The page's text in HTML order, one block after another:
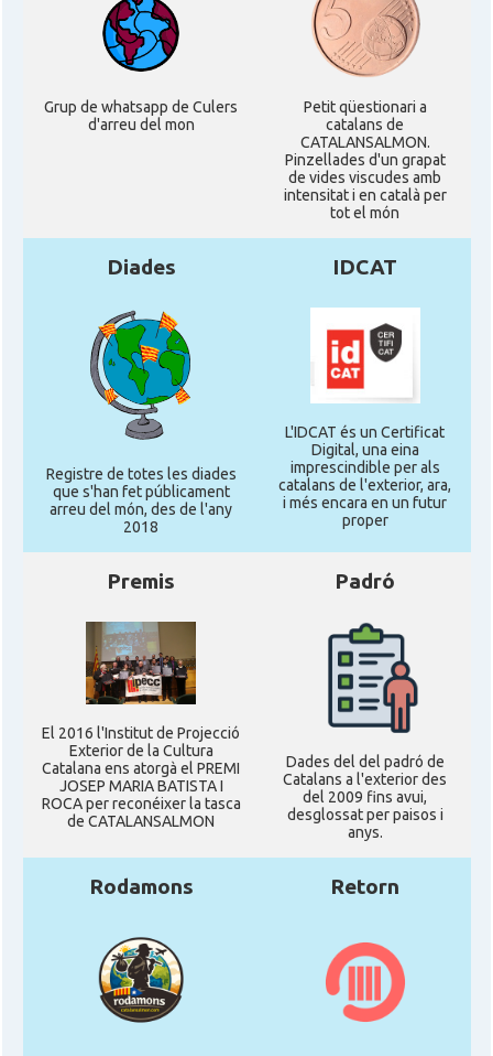
Grup de whatsapp de Culers
d'arreu del mon
Petit qüestionari a
catalans de
CATALANSALMON.
Pinzellades d'un grapat
de vides viscudes amb
intensitat i en català per
tot el món
Diades
Registre de totes les diades
que s'han fet públicament
arreu del món, des de l'any
2018
IDCAT
L'IDCAT és un Certificat
Digital, una eina
imprescindible per als
catalans de l'exterior, ara,
i més encara en un futur
proper
Premis
El 2016 l'Institut de Projecció
Exterior de la Cultura
Catalana ens atorgà el PREMI
JOSEP MARIA BATISTA I
ROCA per reconéixer la tasca
de CATALANSALMON
Padró
Dades del del padró de
Catalans a l'exterior des
del 2009 fins avui,
desglossat per paisos i
anys.
Rodamons Retorn